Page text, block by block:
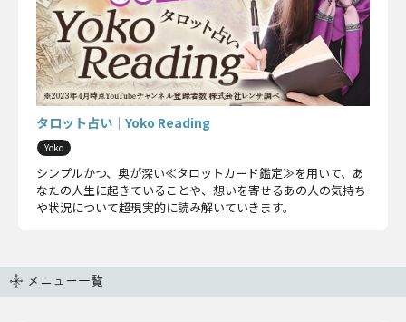
タロット占い｜Yoko Reading
Yoko
シンプルかつ、奥が深い≪タロットカード鑑定≫を用いて、あ
なたの人生に起きていることや、想いを寄せるあの人の気持ち
や状況について超現実的に読み解いていきます。
メニュー一覧